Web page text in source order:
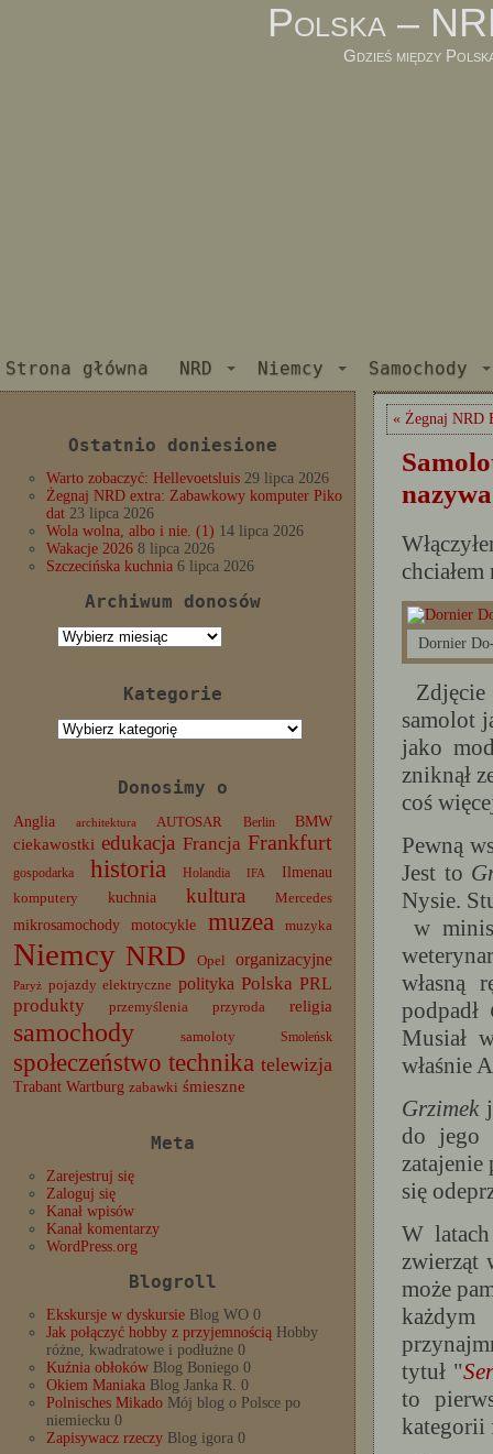
Polska –
Gdzieś między
Strona główna NRD Niemcy Samochody
Ostatnio doniesione
Warto zobaczyć: Hellevoetsluis 29 lipca 2026
Żegnaj NRD extra: Zabawkowy komputer Piko
dat 23 lipca 2026
Wola wolna, albo i nie. (1) 14 lipca 2026
Wakacje 2026 8 lipca 2026
Szczecińska kuchnia 6 lipca 2026
Archiwum donosów
Archiwum
Kategorie
Kategorie
Donosimy o
Anglia architektura AUTOSAR Berlin BMW
ciekawostki edukacja Francja Frankfurt
gospodarka historia Holandia IFA
Ilmenau
komputery
kuchnia kultura Mercedes
mikrosamochody motocykle muzea muzyka
Niemcy NRD Opel organizacyjne
Paryż pojazdy elektryczne polityka Polska PRL
produkty
przemyślenia przyroda religia
samochody samoloty Smoleńsk
społeczeństwo technika telewizja
Trabant Wartburg zabawki śmieszne
Meta
Zarejestruj się
Zaloguj się
Kanał wpisów
Kanał komentarzy
WordPress.org
Blogroll
Ekskursje w dyskursie Blog WO 0
Jak połączyć hobby z przyjemnością Hobby
różne, kwadratowe i podłużne 0
Kuźnia obłoków Blog Boniego 0
Okiem Maniaka Blog Janka R. 0
Polnisches Mikado Mój blog o Polsce po
niemiecku 0
Zapisywacz rzeczy Blog igora 0
« Żegnaj NRD
nazywa
Dornier
samolot
jako
zniknął
coś
Pewną
Jest to
Nysie.
w
własną
podpadł
Musiał
właśnie
Grzimek
do jego
się
W
zwierząt
może
tytuł "
to
kategorii